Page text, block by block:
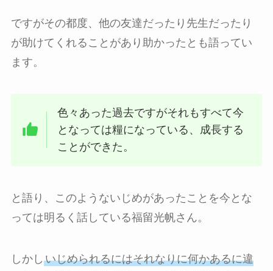
ですがその都度、他の友達だったり先生だったり
が助けてくれることがあり助かったとも語ってい
ます。
色々あった過去ですがそれもすべて今
となっては糧になっている、成長する
ことができた。
と語り、このようないじめがあったことを今とな
っては明るく話している福留光帆さん。
しかし いじめられるにはそれなりに何かあるに違